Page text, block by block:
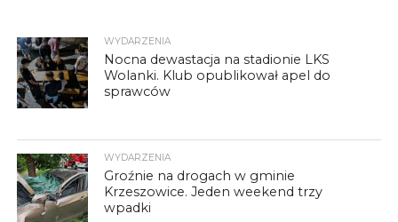
WYDARZENIA
Nocna dewastacja na stadionie LKS
Wolanki. Klub opublikował apel do
sprawców
WYDARZENIA
Groźnie na drogach w gminie
Krzeszowice. Jeden weekend trzy
wpadki